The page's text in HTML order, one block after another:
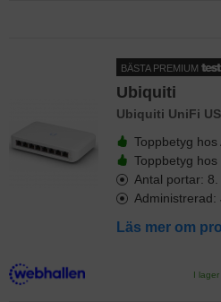
BÄSTA PREMIUM
Ubiquiti
Ubiquiti UniFi
Toppbetyg
Toppbetyg
Antal portar: 8.
Administrerad:
Läs mer om
I lager